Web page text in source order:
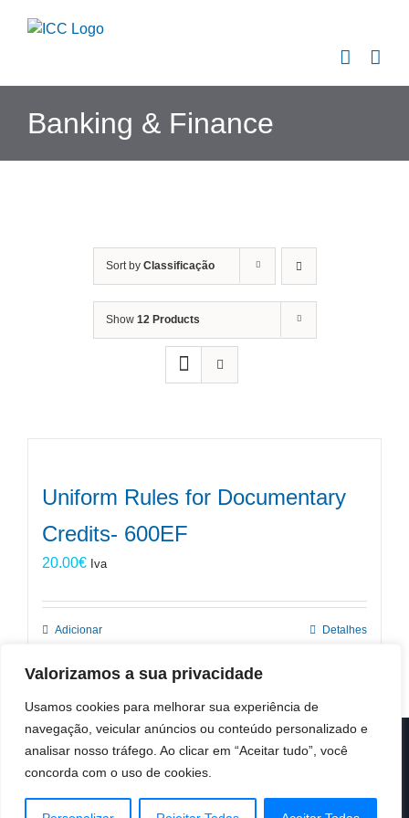
Valorizamos a sua privacidade
Usamos cookies para melhorar sua experiência de
navegação, veicular anúncios ou conteúdo personalizado e
analisar nosso tráfego. Ao clicar em “Aceitar tudo”, você
concorda com o uso de cookies.
Banking & Finance
Sort by Classificação
Show 12 Products
Uniform Rules for Documentary
Credits- 600EF
20.00€ Iva
Adicionar Detalhes
© Copyright 2019 -2026 | ICC Portugal | Todos os direitos
reservados